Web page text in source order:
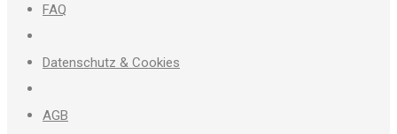
FAQ
Datenschutz & Cookies
AGB